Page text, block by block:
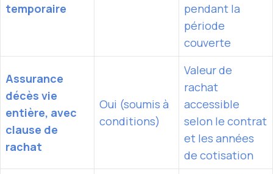
temporaire
pendant la
période
couverte
Assurance
décès vie
entière, avec
clause de
rachat
Oui (soumis à
conditions)
Valeur de
rachat
accessible
selon le contrat
et les années
de cotisation